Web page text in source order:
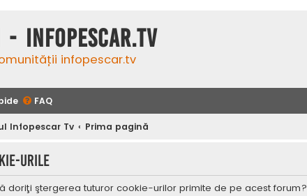
- InfoPescar.Tv
infopescar.tv
FAQ
Infopescar Tv Prima pagină
urile
doriţi ştergerea tuturor cookie-urilor primite de pe acest forum?